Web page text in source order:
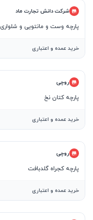
شرکت دانش تجارت ماد
پارچه وست و مانتویی و شلواری
خرید عمده و اعتباری
روچی
پارچه کتان نخ
خرید عمده و اعتباری
روچی
پارچه کجراه گلدبافت
خرید عمده و اعتباری